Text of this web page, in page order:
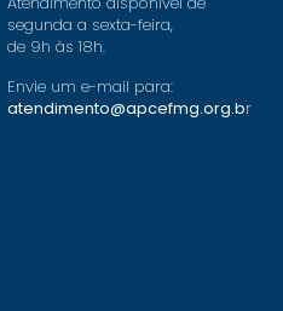
segunda a sexta-feira,
de 9h às 18h.
Envie um e-mail para:
atendimento@apcefmg.org.br